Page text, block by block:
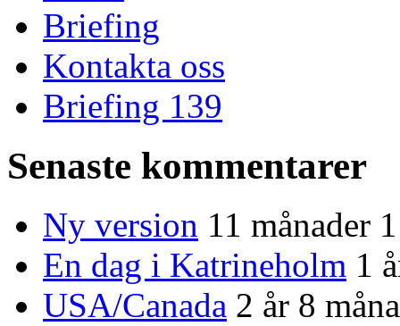
Briefing
Kontakta oss
Briefing 139
Senaste kommentarer
Ny version 11 månader
En dag i Katrineholm 1
USA/Canada 2 år 8